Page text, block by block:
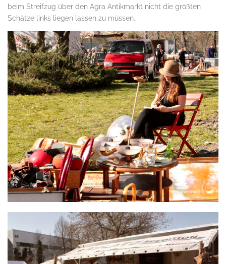
beim Streifzug über den Agra Antikmarkt nicht die größten
Schätze links liegen lassen zu müssen.